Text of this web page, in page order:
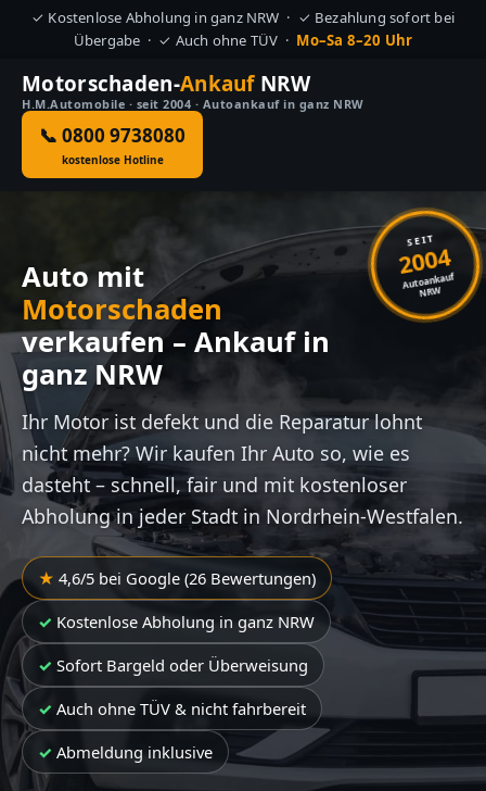
✓ Kostenlose Abholung in ganz NRW · ✓ Bezahlung sofort bei
Übergabe · ✓ Auch ohne TÜV · Mo–Sa 8–20 Uhr
Motorschaden-AnkaufNRW
H.M.Automobile · seit 2004 · Autoankauf in ganz NRW
📞 0800 9738080
kostenlose Hotline
SEIT
2004
Autoankauf
NRW
Auto mit
Motorschaden
verkaufen – Ankauf in
ganz NRW
Ihr Motor ist defekt und die Reparatur lohnt
nicht mehr? Wir kaufen Ihr Auto so, wie es
dasteht – schnell, fair und mit kostenloser
Abholung in jeder Stadt in Nordrhein-Westfalen.
4,6/5 bei Google (26 Bewertungen)
Kostenlose Abholung in ganz NRW
Sofort Bargeld oder Überweisung
Auch ohne TÜV & nicht fahrbereit
Abmeldung inklusive